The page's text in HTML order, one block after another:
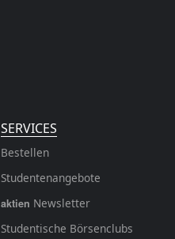
SERVICES
Bestellen
Studentenangebote
aktien Newsletter
Studentische Börsenclubs